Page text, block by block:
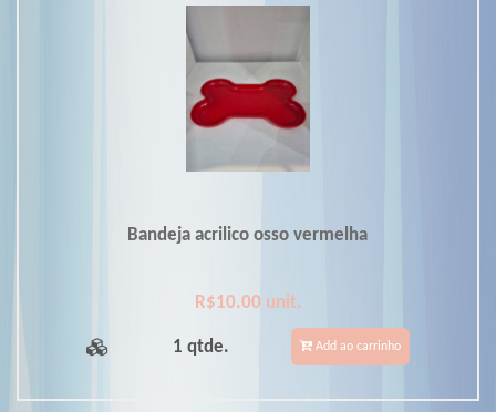
Bandeja acrilico osso vermelha
R$10.00 unit.
1 qtde. Add ao carrinho